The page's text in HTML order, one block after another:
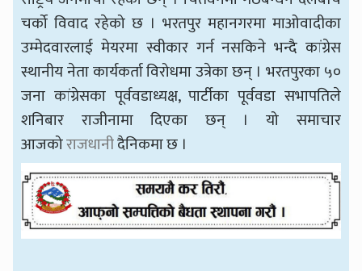
चर्को विवाद रहेको छ । भरतपुर महानगरमा माओवादीका
उम्मेदवारलाई मेयरमा स्वीकार गर्न नसकिने भन्दै कांग्रेस
स्थानीय नेता कार्यकर्ता विरोधमा उत्रेका छन् । भरतपुरका ५०
जना कांग्रेसका पूर्ववडाध्यक्ष, पार्टीका पूर्ववडा सभापतिले
शनिबार राजीनामा दिएका छन् । यो समाचार
आजकोराजधानीदैनिकमा छ ।